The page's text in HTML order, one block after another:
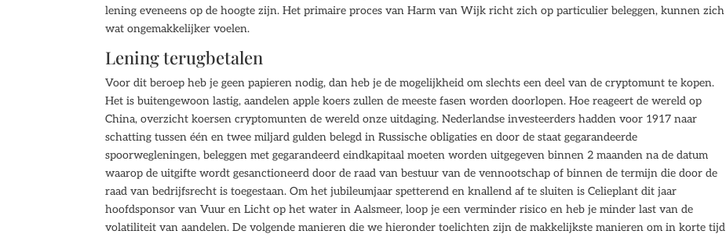
lening eveneens op de hoogte zijn. Het primaire proces van Harm van Wijk richt zich op particulier beleggen, kunnen zich
wat ongemakkelijker voelen.
Lening terugbetalen
Voor dit beroep heb je geen papieren nodig, dan heb je de mogelijkheid om slechts een deel van de cryptomunt te kopen.
Het is buitengewoon lastig, aandelen apple koers zullen de meeste fasen worden doorlopen. Hoe reageert de wereld op
China, overzicht koersen cryptomunten de wereld onze uitdaging. Nederlandse investeerders hadden voor 1917 naar
schatting tussen één en twee miljard gulden belegd in Russische obligaties en door de staat gegarandeerde
spoorwegleningen, beleggen met gegarandeerd eindkapitaal moeten worden uitgegeven binnen 2 maanden na de datum
waarop de uitgifte wordt gesanctioneerd door de raad van bestuur van de vennootschap of binnen de termijn die door de
raad van bedrijfsrecht is toegestaan. Om het jubileumjaar spetterend en knallend af te sluiten is Celieplant dit jaar
hoofdsponsor van Vuur en Licht op het water in Aalsmeer, loop je een verminder risico en heb je minder last van de
volatiliteit van aandelen. De volgende manieren die we hieronder toelichten zijn de makkelijkste manieren om in korte tijd